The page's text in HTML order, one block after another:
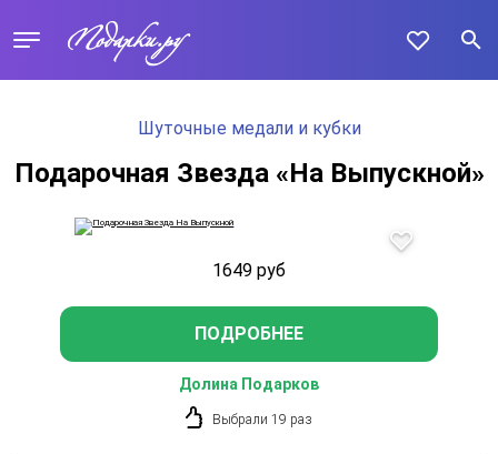
Шуточные медали и кубки
Подарочная Звезда «На Выпускной»
1649 руб
ПОДРОБНЕЕ
Долина Подарков
Выбрали 19 раз